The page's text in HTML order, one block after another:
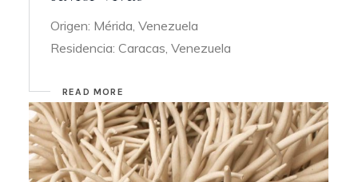
Origen: Mérida, Venezuela
Residencia: Caracas, Venezuela
READ MORE